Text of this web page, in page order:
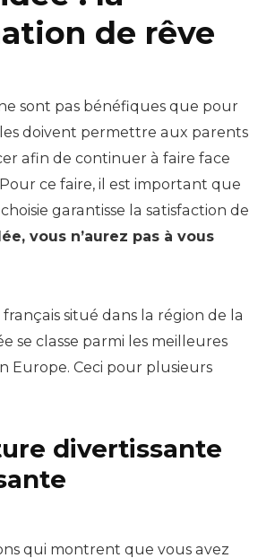
de rêve
sont pas bénéfiques que pour
doivent permettre aux parents
afin de continuer à faire face
ce faire, il est important que
garantisse la satisfaction de
vous n’aurez pas à vous
situé dans la région de la
se classe parmi les meilleures
Europe. Ceci pour plusieurs
divertissante
qui montrent que vous avez